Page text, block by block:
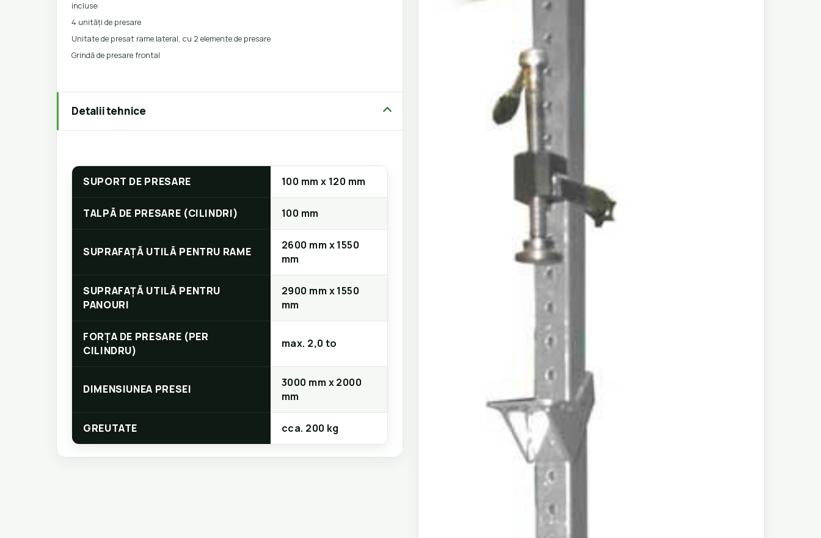
incluse:
4 unități de presare
Unitate de presat rame lateral, cu 2 elemente de presare
Grindă de presare frontal
Detalii tehnice
SUPORT DE PRESARE 100 mm x 120 mm
TALPĂ DE PRESARE (CILINDRI) 100 mm
SUPRAFAȚĂ UTILĂ PENTRU RAME
2600 mm x 1550
mm
SUPRAFAȚĂ UTILĂ PENTRU
PANOURI
2900 mm x 1550
mm
FORȚA DE PRESARE (PER
CILINDRU)
max. 2,0 to
DIMENSIUNEA PRESEI
3000 mm x 2000
mm
GREUTATE cca. 200 kg